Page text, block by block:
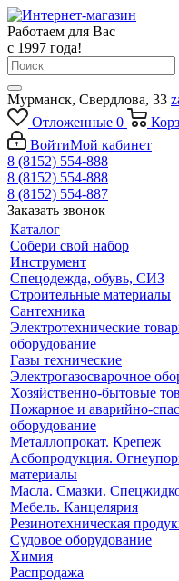
Работаем для Вас
с 1997 года!
Мурманск, Свердлова, 33
Отложенные 0
ВойтиМой кабинет
8 (8152) 554-888
8 (8152) 554-888
8 (8152) 554-887
Заказать звонок
Каталог
Собери свой набор
Инструмент
Спецодежда, обувь, СИЗ
Строительные материалы
Сантехника
Электротехнические
оборудование
Газы технические
Электрогазосварочное
Хозяйственно-бытовые
Пожарное и аварийно-
оборудование
Металлопрокат. Крепеж
Асбопродукция.
материалы
Масла. Смазки.
Мебель. Канцелярия
Резинотехническая
Судовое оборудование
Химия
Распродажа